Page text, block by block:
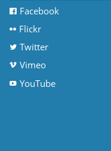
Facebook
Flickr
Twitter
Vimeo
YouTube